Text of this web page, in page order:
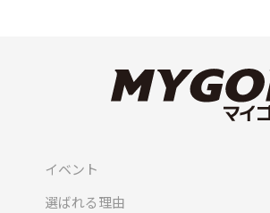
イベント
選ばれる理由